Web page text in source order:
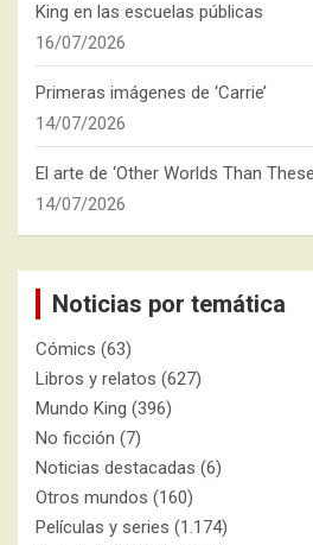
King en las escuelas públicas
16/07/2026
Primeras imágenes de ‘Carrie’
14/07/2026
El arte de ‘Other Worlds Than
14/07/2026
Noticias por temática
Cómics (63)
Libros y relatos (627)
Mundo King (396)
No ficción (7)
Noticias destacadas (6)
Otros mundos (160)
Películas y series (1.174)